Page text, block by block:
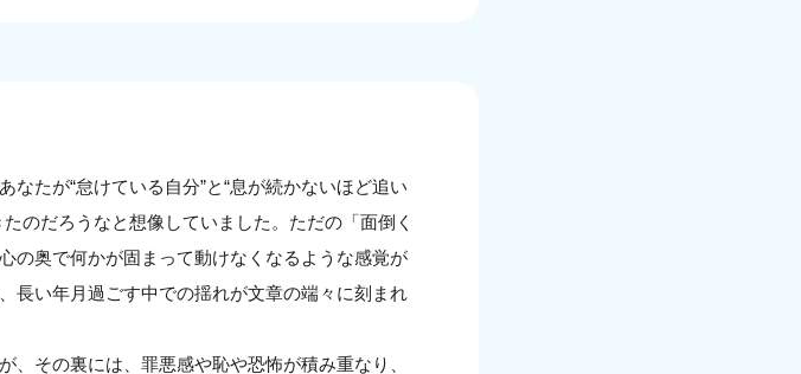
たが“怠けている自分”と“息が続かないほど追い
のだろうなと想像していました。ただの「面倒く
の奥で何かが固まって動けなくなるような感覚が
長い年月過ごす中での揺れが文章の端々に刻まれ
その裏には、罪悪感や恥や恐怖が積み重なり、